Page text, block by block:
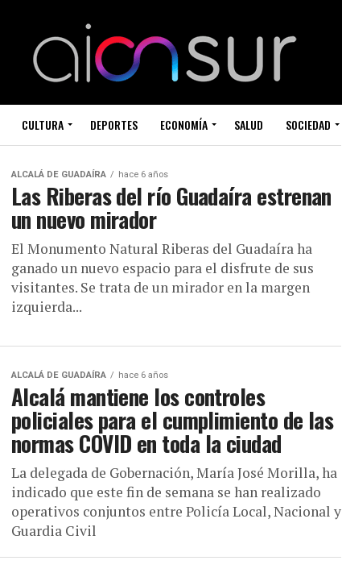
CULTURA DEPORTES ECONOMÍA SALUD SOCIEDAD
ALCALÁ DE GUADAÍRA hace 6 años
Las Riberas del río Guadaíra estrenan
un nuevo mirador
El Monumento Natural Riberas del Guadaíra ha
ganado un nuevo espacio para el disfrute de sus
visitantes. Se trata de un mirador en la margen
izquierda...
ALCALÁ DE GUADAÍRA hace 6 años
Alcalá mantiene los controles
policiales para el cumplimiento de las
normas COVID en toda la ciudad
La delegada de Gobernación, María José Morilla, ha
indicado que este fin de semana se han realizado
operativos conjuntos entre Policía Local, Nacional y
Guardia Civil